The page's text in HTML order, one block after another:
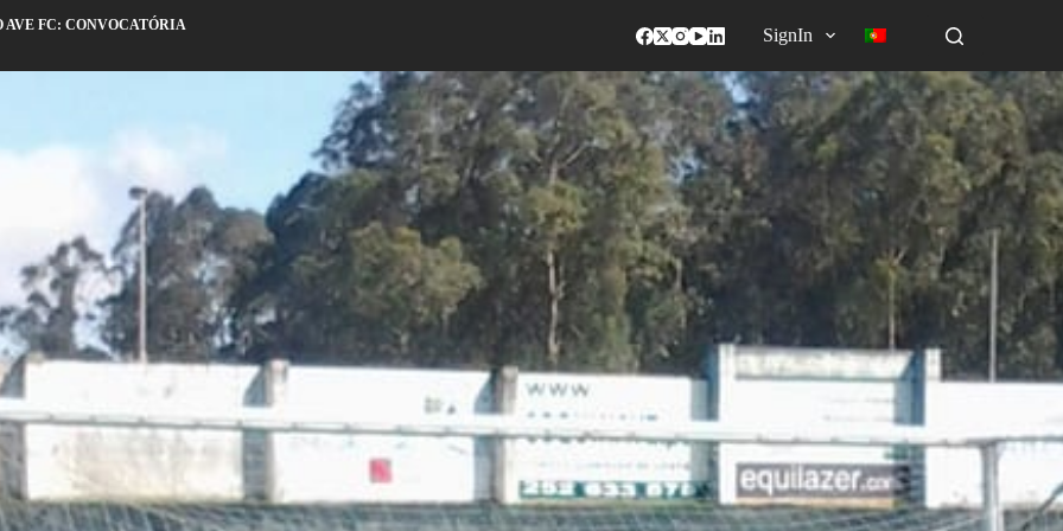
AVE FC: CONVOCATÓRIA
SignIn